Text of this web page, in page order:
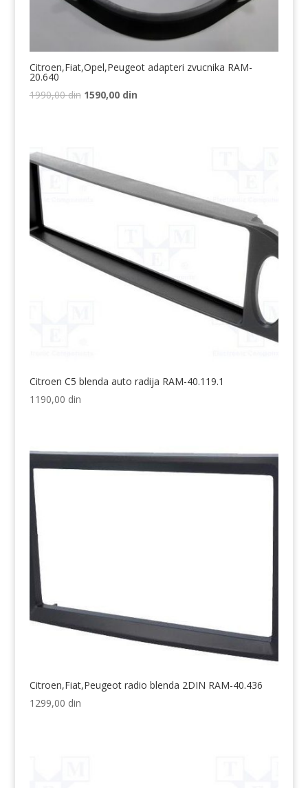
Citroen,Fiat,Opel,Peugeot adapteri zvucnika RAM-
20.640
1990,00din Originalna
1590,00 dinTrenutna
Citroen C5 blenda auto radija RAM-40.119.1
1190,00 din
Citroen,Fiat,Peugeot radio blenda 2DIN RAM-40.436
1299,00 din